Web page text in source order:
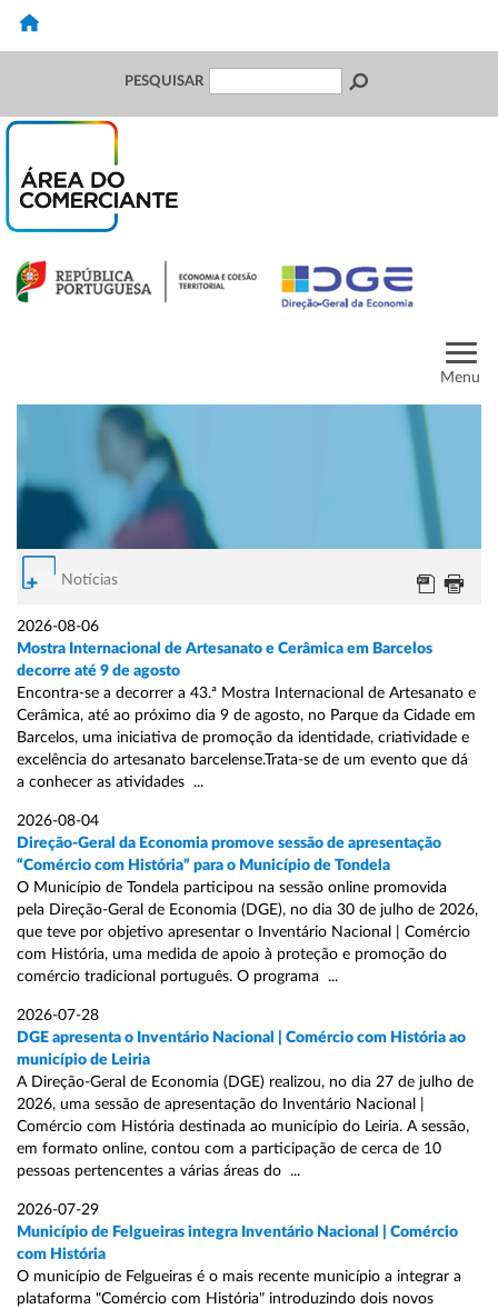
PESQUISAR
Menu
Notícias
2026-08-06
Mostra Internacional de Artesanato e Cerâmica em Barcelos
decorre até 9 de agosto
Encontra-se a decorrer a 43.ª Mostra Internacional de Artesanato e
Cerâmica, até ao próximo dia 9 de agosto, no Parque da Cidade em
Barcelos, uma iniciativa de promoção da identidade, criatividade e
excelência do artesanato barcelense.Trata-se de um evento que dá
a conhecer as atividades ...
2026-08-04
Direção-Geral da Economia promove sessão de apresentação
“Comércio com História” para o Município de Tondela
O Município de Tondela participou na sessão online promovida
pela Direção-Geral de Economia (DGE), no dia 30 de julho de 2026,
que teve por objetivo apresentar o Inventário Nacional | Comércio
com História, uma medida de apoio à proteção e promoção do
comércio tradicional português. O programa ...
2026-07-28
DGE apresenta o Inventário Nacional | Comércio com História ao
município de Leiria
A Direção-Geral de Economia (DGE) realizou, no dia 27 de julho de
2026, uma sessão de apresentação do Inventário Nacional |
Comércio com História destinada ao município do Leiria. A sessão,
em formato online, contou com a participação de cerca de 10
pessoas pertencentes a várias áreas do ...
2026-07-29
Município de Felgueiras integra Inventário Nacional | Comércio
com História
O município de Felgueiras é o mais recente município a integrar a
plataforma "Comércio com História" introduzindo dois novos